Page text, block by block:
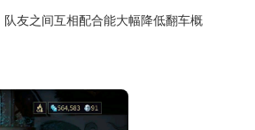
友之间互相配合能大幅降低翻车概